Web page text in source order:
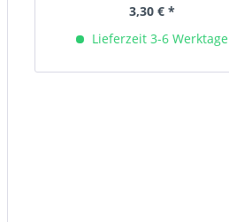
3,30 € *
Lieferzeit 3-6 Werktage